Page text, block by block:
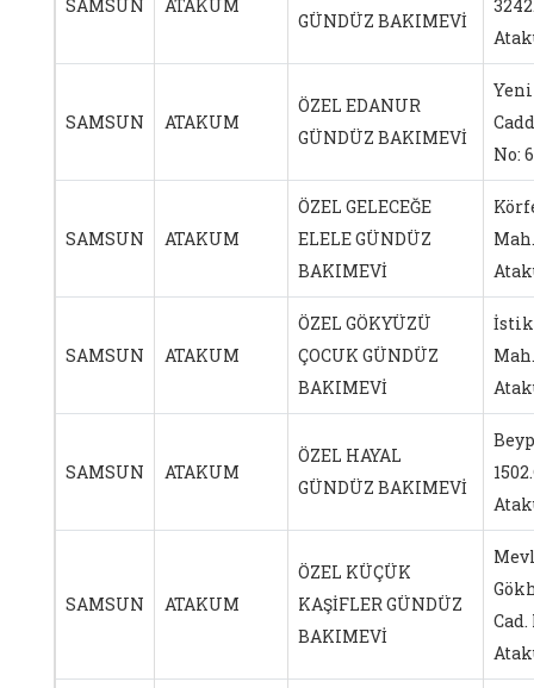
SAMSUN ATAKUM
GÜNDÜZ BAKIMEVİ
SAMSUN ATAKUM
ÖZEL EDANUR
GÜNDÜZ BAKIMEVİ
No:
SAMSUN ATAKUM
ÖZEL GELECEĞE
ELELE GÜNDÜZ
BAKIMEVİ
SAMSUN ATAKUM
ÖZEL GÖKYÜZÜ
ÇOCUK GÜNDÜZ
BAKIMEVİ
SAMSUN ATAKUM
ÖZEL HAYAL
GÜNDÜZ BAKIMEVİ
SAMSUN ATAKUM
ÖZEL KÜÇÜK
KAŞİFLER GÜNDÜZ
BAKIMEVİ
Cad.